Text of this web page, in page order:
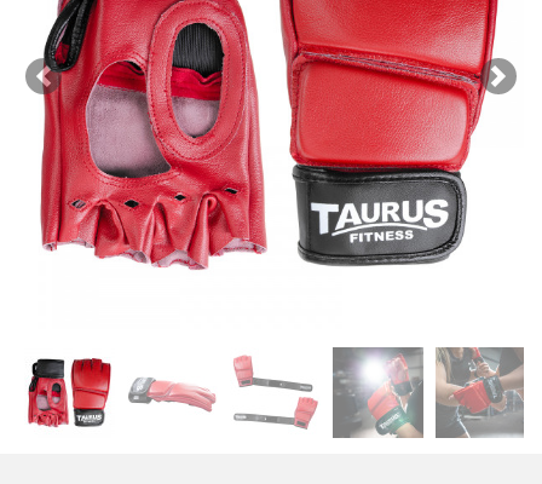
Previous Next